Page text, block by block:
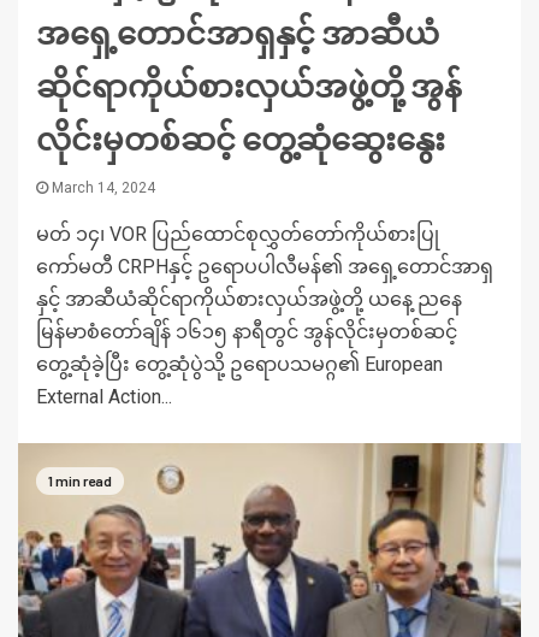
အရှေ့တောင်အာရှနှင့် အာဆီယံ
ဆိုင်ရာကိုယ်စားလှယ်အဖွဲ့တို့ အွန်
လိုင်းမှတစ်ဆင့် တွေ့ဆုံဆွေးနွေး
March 14, 2024
မတ် ၁၄၊ VOR ပြည်ထောင်စုလွှတ်တော်ကိုယ်စားပြု
ကော်မတီ CRPHနှင့် ဥရောပပါလီမန်၏ အရှေ့တောင်အာရှ
နှင့် အာဆီယံဆိုင်ရာကိုယ်စားလှယ်အဖွဲ့တို့ ယနေ့ ညနေ
မြန်မာစံတော်ချိန် ၁၆၁၅ နာရီတွင် အွန်လိုင်းမှတစ်ဆင့်
တွေ့ဆုံခဲ့ပြီး တွေ့ဆုံပွဲသို့ ဥရောပသမဂ္ဂ၏ European
External Action...
1 min read